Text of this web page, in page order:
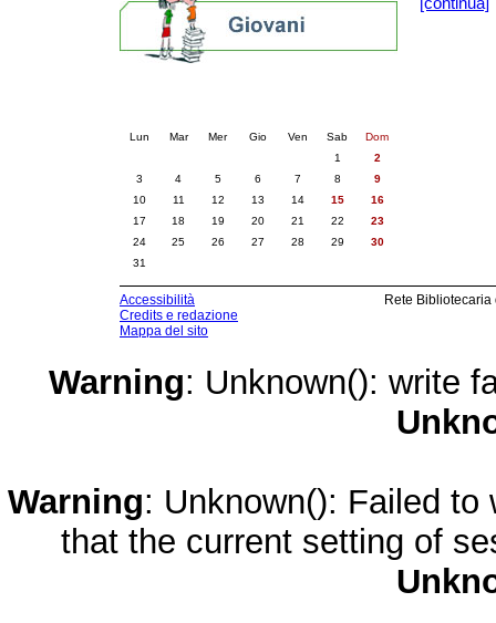
Lun Mar Mer Gio Ven Sab
Dom
1
2
3
4 5 6 7 8
9
10
11 12 13 14 15
16
17
18 19 20 21 22
23
24
25 26 27 28 29
30
31
Accessibilità
Credits e redazione
Mappa del sito
Rete
Warning: Unknown(): write
Warning: Unknown(): Failed
that the current setting of